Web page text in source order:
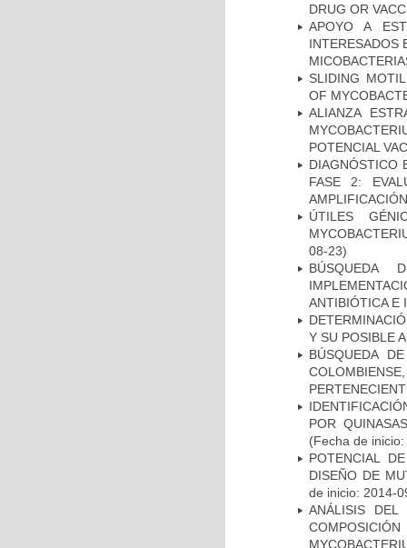
DRUG OR
APOYO A
INTERESADOS
SLIDING
OF
ALIANZA
POTENCIAL
DIAGNÓSTICO
FASE 2:
ÚTILES
08-23)
BÚSQUEDA
ANTIBIÓTICA E
Y SU POSIBLE
BÚSQUEDA
POR
(Fecha de
POTENCIAL
DISEÑO DE
de inicio: 2014-
ANÁLISIS DEL